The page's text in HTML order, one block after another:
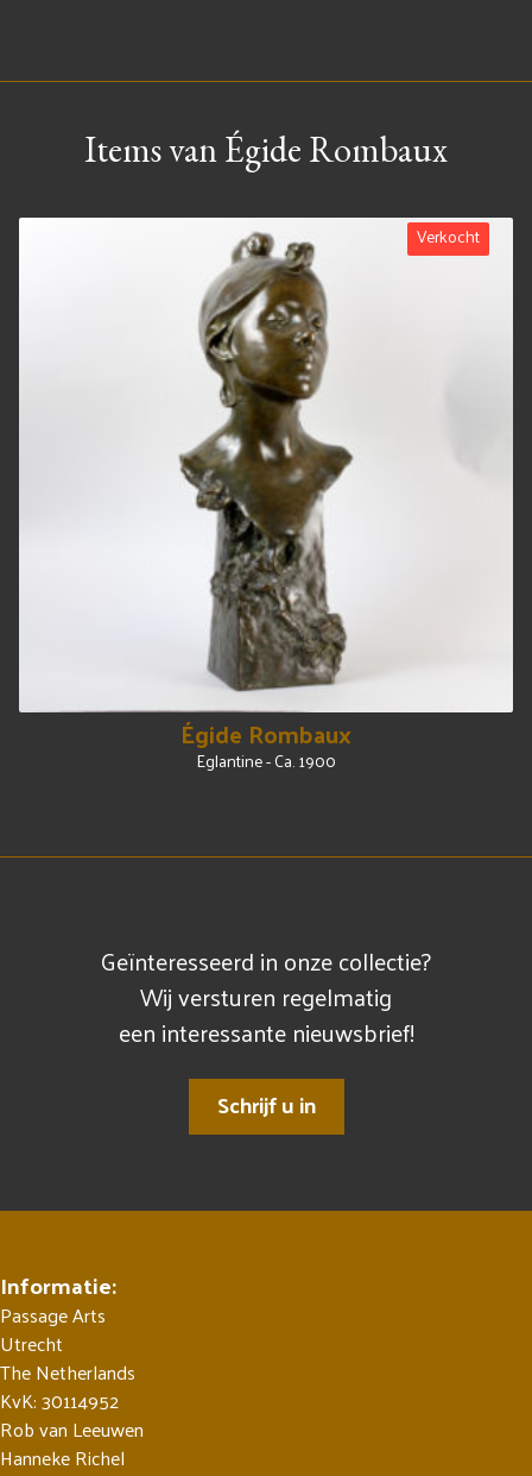
Items van Égide Rombaux
Verkocht
Égide Rombaux
Eglantine - Ca. 1900
Geïnteresseerd in onze collectie?
Wij versturen regelmatig
een interessante nieuwsbrief!
Schrijf u in
Informatie:
Passage Arts
Utrecht
The Netherlands
KvK: 30114952
Rob van Leeuwen
Hanneke Richel